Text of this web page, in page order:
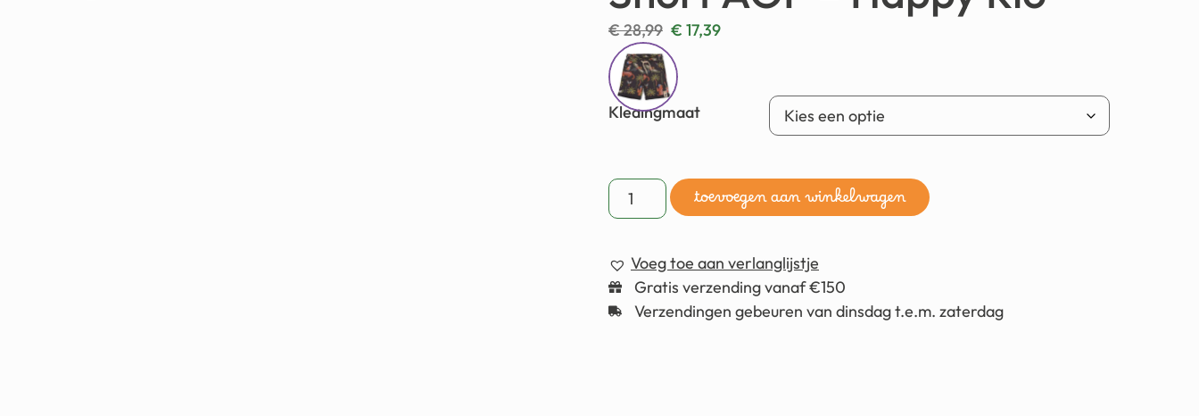
€28,99 € 17,39
Kledingmaat
toevoegen aan winkelwagen
Voeg toe aan verlanglijstje
Gratis verzending vanaf €150
Verzendingen gebeuren van dinsdag t.e.m. zaterdag